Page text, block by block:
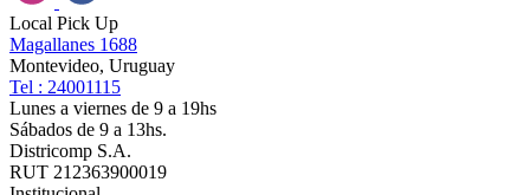
Local Pick Up
Magallanes 1688
Montevideo, Uruguay
Tel : 24001115
Lunes a viernes de 9 a 19hs
Sábados de 9 a 13hs.
Districomp S.A.
RUT 212363900019